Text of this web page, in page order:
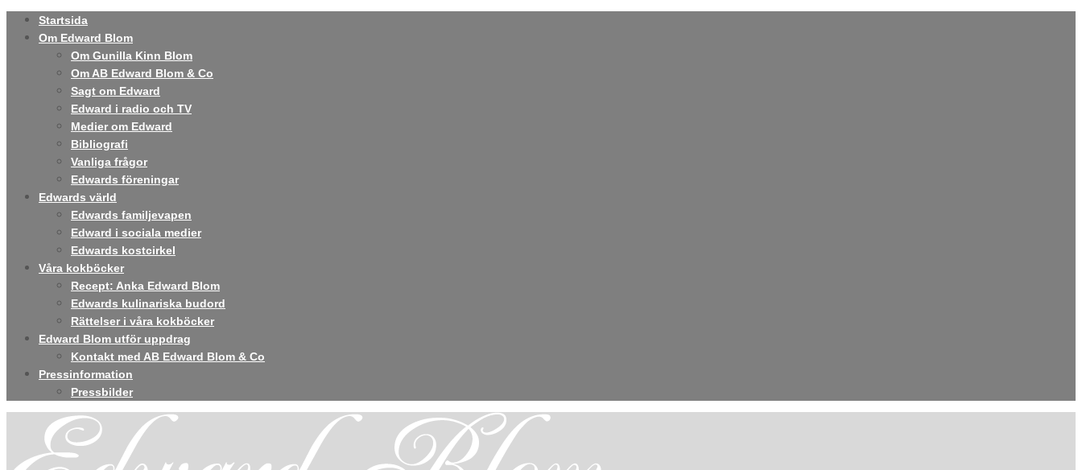
Startsida
Om Edward Blom
Om Gunilla Kinn Blom
Om AB Edward Blom & Co
Sagt om Edward
Edward i radio och TV
Medier om Edward
Bibliografi
Vanliga frågor
Edwards föreningar
Edwards värld
Edwards familjevapen
Edward i sociala medier
Edwards kostcirkel
Våra kokböcker
Recept: Anka Edward Blom
Edwards kulinariska budord
Rättelser i våra kokböcker
Edward Blom utför uppdrag
Kontakt med AB Edward Blom & Co
Pressinformation
Pressbilder